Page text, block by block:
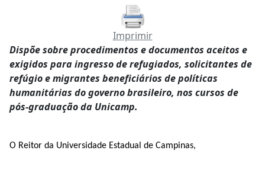
Imprimir
Dispõe sobre procedimentos e documentos aceitos e
exigidos para ingresso de refugiados, solicitantes de
refúgio e migrantes beneficiários de políticas
humanitárias do governo brasileiro, nos cursos de
pós-graduação da Unicamp.
O Reitor da Universidade Estadual de Campinas,